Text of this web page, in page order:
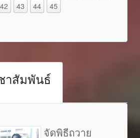
42
43 44 45
าสัมพันธ์
จัดพิธีถวาย